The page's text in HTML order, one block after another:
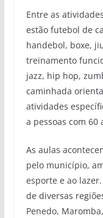
Entre as
estão futebol de
handebol, boxe,
treinamento
jazz, hip hop,
caminhada
atividades
a pessoas com 60
As aulas
pelo município,
esporte e ao
de diversas
Penedo,